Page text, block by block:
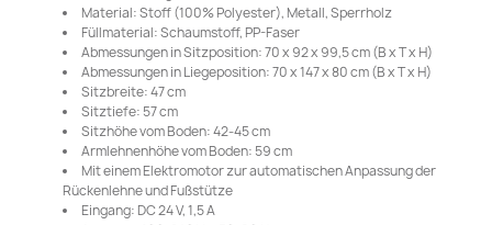
Material: Stoff (100% Polyester), Metall, Sperrholz
Füllmaterial: Schaumstoff, PP-Faser
Abmessungen in Sitzposition: 70 x 92 x 99,5 cm (B x T x H)
Abmessungen in Liegeposition: 70 x 147 x 80 cm (B x T x H)
Sitzbreite: 47 cm
Sitztiefe: 57 cm
Sitzhöhe vom Boden: 42-45 cm
Armlehnenhöhe vom Boden: 59 cm
Mit einem Elektromotor zur automatischen Anpassung der
Rückenlehne und Fußstütze
Eingang: DC 24 V, 1,5 A